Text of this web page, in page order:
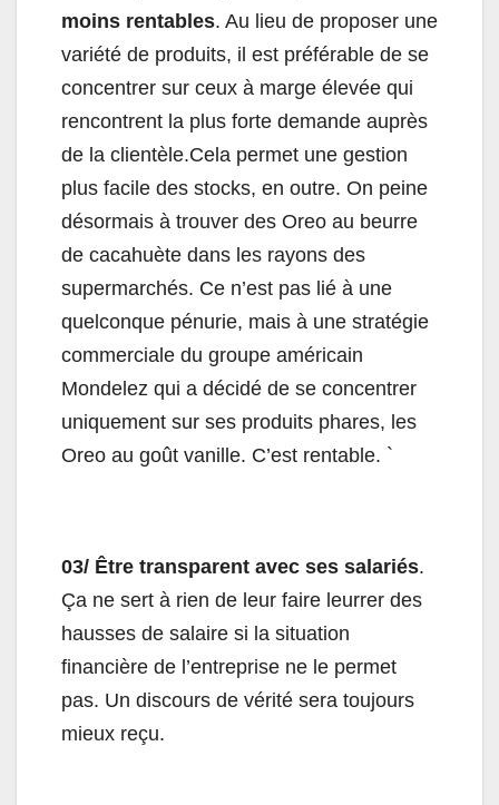
moins rentables. Au lieu de proposer une
variété de produits, il est préférable de se
concentrer sur ceux à marge élevée qui
rencontrent la plus forte demande auprès
de la clientèle.Cela permet une gestion
plus facile des stocks, en outre. On peine
désormais à trouver des Oreo au beurre
de cacahuète dans les rayons des
supermarchés. Ce n’est pas lié à une
quelconque pénurie, mais à une stratégie
commerciale du groupe américain
Mondelez qui a décidé de se concentrer
uniquement sur ses produits phares, les
Oreo au goût vanille. C’est rentable. `
03/ Être transparent avec ses salariés.
Ça ne sert à rien de leur faire leurrer des
hausses de salaire si la situation
financière de l’entreprise ne le permet
pas. Un discours de vérité sera toujours
mieux reçu.